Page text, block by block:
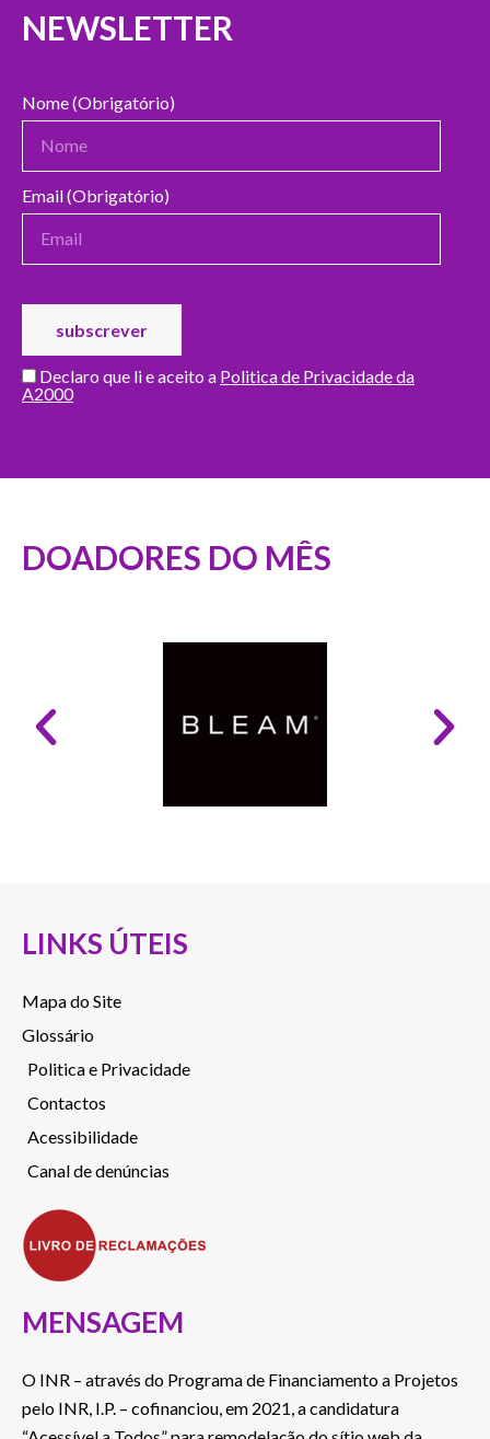
NEWSLETTER
Nome (Obrigatório)
Email (Obrigatório)
Declaro que li e aceito a Politica de Privacidade da
A2000
DOADORES DO MÊS
LINKS ÚTEIS
Mapa do Site
Glossário
Politica e Privacidade
Contactos
Acessibilidade
Canal de denúncias
MENSAGEM
O INR – através do Programa de Financiamento a Projetos
pelo INR, I.P. – cofinanciou, em 2021, a candidatura